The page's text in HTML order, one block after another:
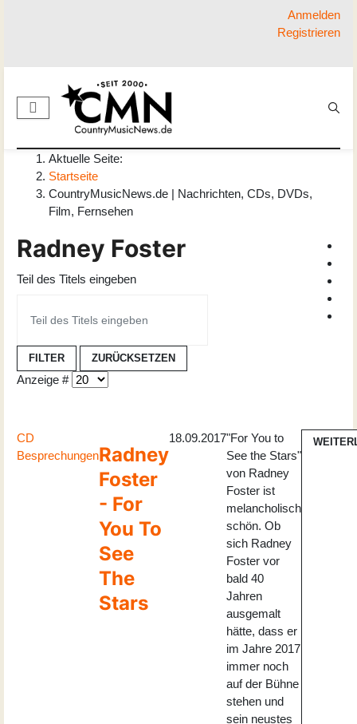
Anmelden
Registrieren
Aktuelle Seite:
Startseite
CountryMusicNews.de | Nachrichten, CDs, DVDs,
Film, Fernsehen
Radney Foster
Teil des Titels eingeben
FILTER ZURÜCKSETZEN
Anzeige #
CD
BesprechungenRadney
Foster
- For
You To
See
The
Stars
18.09.2017"For You to
See the Stars"
von Radney
Foster ist
melancholisch
schön. Ob
sich Radney
Foster vor
bald 40
Jahren
ausgemalt
hätte, dass er
im Jahre 2017
immer noch
auf der Bühne
stehen und
sein neustes